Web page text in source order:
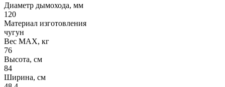
Диаметр дымохода, мм
120
Материал изготовления
чугун
Вес МАХ, кг
76
Высота, см
84
Ширина, см